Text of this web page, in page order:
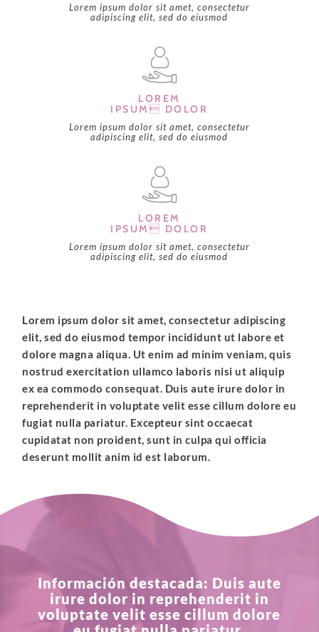
Lorem ipsum dolor sit amet, consectetur
adipiscing elit, sed do eiusmod
LOREM
IPSUM DOLOR
Lorem ipsum dolor sit amet, consectetur
adipiscing elit, sed do eiusmod
LOREM
IPSUM DOLOR
Lorem ipsum dolor sit amet, consectetur
adipiscing elit, sed do eiusmod
Lorem ipsum dolor sit amet, consectetur adipiscing
elit, sed do eiusmod tempor incididunt ut labore et
dolore magna aliqua. Ut enim ad minim veniam, quis
nostrud exercitation ullamco laboris nisi ut aliquip
ex ea commodo consequat. Duis aute irure dolor in
reprehenderit in voluptate velit esse cillum dolore eu
fugiat nulla pariatur. Excepteur sint occaecat
cupidatat non proident, sunt in culpa qui officia
deserunt mollit anim id est laborum.
Información destacada: Duis aute
irure dolor in reprehenderit in
voluptate velit esse cillum dolore